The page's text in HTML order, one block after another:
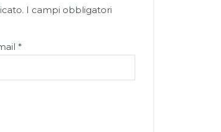
I campi obbligatori
*